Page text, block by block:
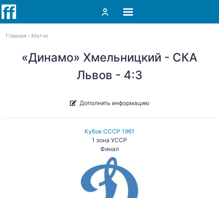
Главная Матчи
«Динамо» Хмельницкий - СКА
Львов - 4:3
Дополнить информацию
Кубок СССР 1961
1 зона УССР
Финал